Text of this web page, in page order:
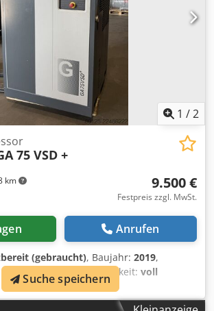
1 /2
km
75 VSD +
9.500 €
Festpreis zzgl. MwSt.
Anrufen
(gebraucht), Baujahr: 2019,
10.500 h , Funktionsfähigkeit: voll
, Gesamtgewicht:898 kg, Leistung:
476 m³/h, Druck (max.):13 bar,
Suche speichern